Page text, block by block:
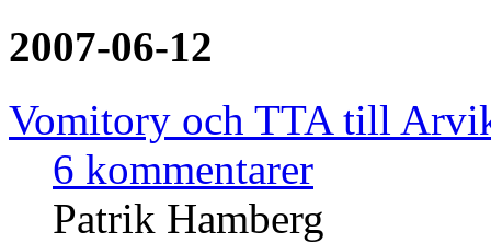
2007-06-12
Vomitory och TTA till
6 kommentarer
Patrik Hamberg